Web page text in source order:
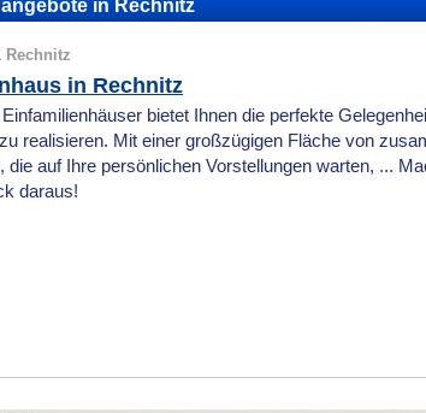
in Rechnitz
Rechnitz
in Rechnitz
bietet Ihnen die perfekte
realisieren. Mit einer großzügigen Fläche von
die auf Ihre persönlichen Vorstellungen warten, ...
daraus!